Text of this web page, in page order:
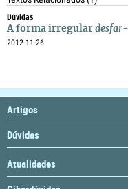
Dúvidas
A forma irregular
2012-11-26
Artigos
Dúvidas
Atualidades